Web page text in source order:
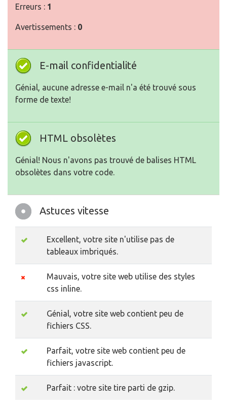
Erreurs : 1
Avertissements : 0
E-mail confidentialité
Génial, aucune adresse e-mail n'a été trouvé sous
forme de texte!
HTML obsolètes
Génial! Nous n'avons pas trouvé de balises HTML
obsolètes dans votre code.
Astuces vitesse
Excellent, votre site n'utilise pas de
tableaux imbriqués.
Mauvais, votre site web utilise des styles
css inline.
Génial, votre site web contient peu de
fichiers CSS.
Parfait, votre site web contient peu de
fichiers javascript.
Parfait : votre site tire parti de gzip.